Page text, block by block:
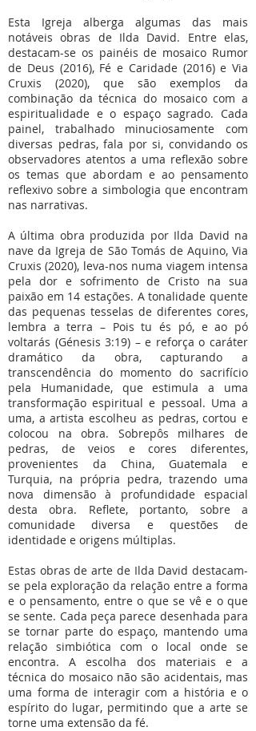
Esta Igreja alberga algumas das mais
notáveis obras de Ilda David. Entre elas,
destacam-se os painéis de mosaico Rumor
de Deus (2016), Fé e Caridade (2016) e Via
Cruxis (2020), que são exemplos da
combinação da técnica do mosaico com a
espiritualidade e o espaço sagrado. Cada
painel, trabalhado minuciosamente com
diversas pedras, fala por si, convidando os
observadores atentos a uma reflexão sobre
os temas que abordam e ao pensamento
reflexivo sobre a simbologia que encontram
nas narrativas.
A última obra produzida por Ilda David na
nave da Igreja de São Tomás de Aquino, Via
Cruxis (2020), leva-nos numa viagem intensa
pela dor e sofrimento de Cristo na sua
paixão em 14 estações. A tonalidade quente
das pequenas tesselas de diferentes cores,
lembra a terra – Pois tu és pó, e ao pó
voltarás (Génesis 3:19) – e reforça o caráter
dramático da obra, capturando a
transcendência do momento do sacrifício
pela Humanidade, que estimula a uma
transformação espiritual e pessoal. Uma a
uma, a artista escolheu as pedras, cortou e
colocou na obra. Sobrepôs milhares de
pedras, de veios e cores diferentes,
provenientes da China, Guatemala e
Turquia, na própria pedra, trazendo uma
nova dimensão à profundidade espacial
desta obra. Reflete, portanto, sobre a
comunidade diversa e questões de
identidade e origens múltiplas.
Estas obras de arte de Ilda David destacam-
se pela exploração da relação entre a forma
e o pensamento, entre o que se vê e o que
se sente. Cada peça parece desenhada para
se tornar parte do espaço, mantendo uma
relação simbiótica com o local onde se
encontra. A escolha dos materiais e a
técnica do mosaico não são acidentais, mas
uma forma de interagir com a história e o
espírito do lugar, permitindo que a arte se
torne uma extensão da fé.